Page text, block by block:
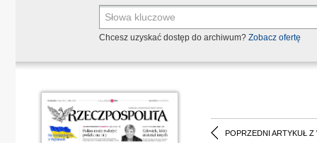
Chcesz uzyskać dostęp do archiwum? Zobacz ofertę
POPRZEDNI ARTYKUŁ Z